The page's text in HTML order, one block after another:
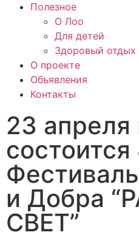
Полезное
О Лоо
Для детей
Здоровый отдых
О проекте
Объявления
Контакты
23
и Добра
СВЕТ”